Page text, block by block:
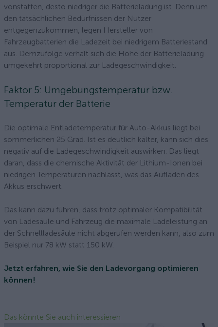
vonstatten, desto niedriger die Batterieladung ist. Denn um
den tatsächlichen Bedürfnissen der Nutzer
entgegenzukommen, legen Hersteller von
Fahrzeugbatterien die Ladezeit bei niedrigem Batteriestand
aus. Demzufolge verhält sich die Höhe der Batterieladung
umgekehrt proportional zur Ladegeschwindigkeit.
Faktor 5: Umgebungstemperatur bzw.
Temperatur der Batterie
Die optimale Entladetemperatur für Auto-Akkus liegt bei
sommerlichen 25 Grad. Ist es deutlich kälter, kann sich dies
negativ auf die Ladegeschwindigkeit auswirken. Das liegt
daran, dass die chemische Aktivität der Lithium-Ionen bei
niedrigen Temperaturen nachlässt, was das Aufladen des
Akkus erschwert.
Das kann dazu führen, dass trotz optimaler Kompatibilität
von Ladesäule und Fahrzeug die maximale Ladeleistung an
der Schnellladesäule nicht abgerufen werden kann, also zum
Beispiel nur 78 kW statt 150 kW.
Jetzt erfahren, wie Sie den Ladevorgang optimieren
können!
Das könnte Sie auch interessieren